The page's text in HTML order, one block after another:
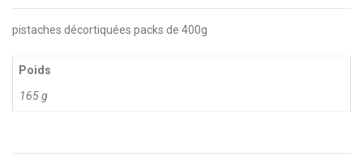
pistaches décortiquées packs de 400g
Poids
165 g